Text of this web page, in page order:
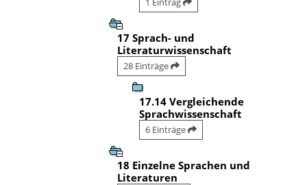
17 Sprach- und
Literaturwissenschaft
28 Einträge
17.14 Vergleichende
Sprachwissenschaft
6 Einträge
18 Einzelne Sprachen und
Literaturen